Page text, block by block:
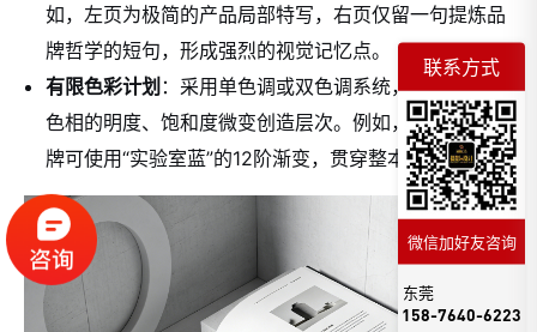
如，左页为极简的产品局部特写，右页仅留一句提炼品
牌哲学的短句，形成强烈的视觉记忆点。
有限色彩计划 ：采用单色调或双色调系统，并通过同一
色相的明度、饱和度微变创造层次。例如，医疗科技品
牌可使用“实验室蓝”的12阶渐变，贯穿整本画册。
联系方式
微信加好友咨询
东莞
158-7640-6223